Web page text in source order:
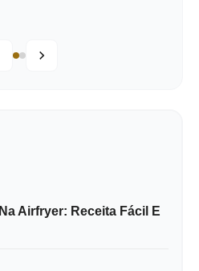
Airfryer: Receita Fácil E